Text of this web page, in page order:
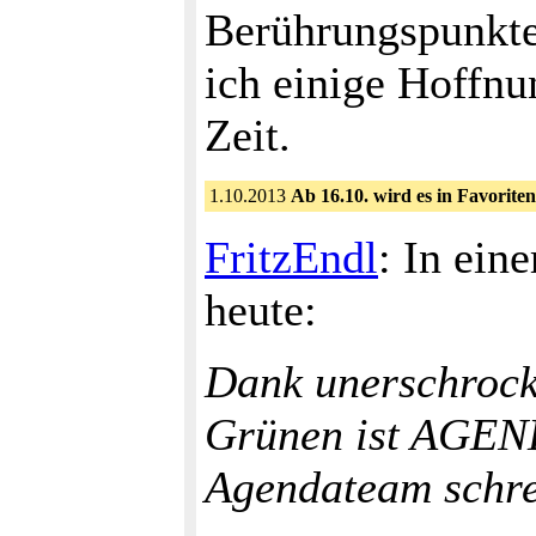
ich einige
Zeit.
1.10.2013 Ab 16.10. wird es in
FritzEndl: In
heute:
Dank
Grünen ist
Agendateam